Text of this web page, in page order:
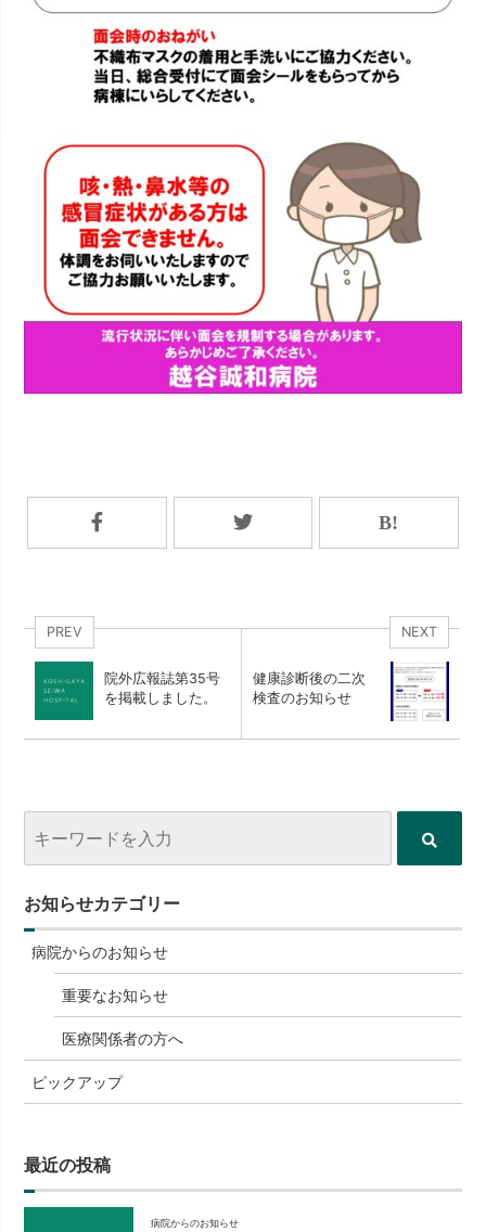
PREV
院外広報誌第35号
を掲載しました。
NEXT
健康診断後の二次
検査のお知らせ
お知らせカテゴリー
病院からのお知らせ
重要なお知らせ
医療関係者の方へ
ピックアップ
最近の投稿
病院からのお知らせ